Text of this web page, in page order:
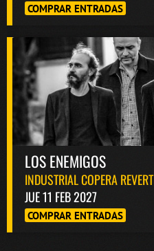
COMPRAR ENTRADAS
LOS ENEMIGOS
INDUSTRIAL COPERA REVERT
JUE 11 FEB 2027
COMPRAR ENTRADAS